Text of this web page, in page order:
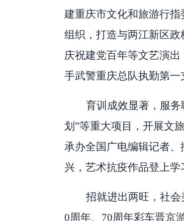
建重庆市文化和旅游行
组织，打造与两江新区
庆祝建党百年等文艺演
手武警重庆总队执勤第一
育训成效显著，服
划 ”等重大项目，开展文
承办全国广电编辑记者
兴，艺术抗疫作品登上学
招就进出两旺，社
0周年、 70周年彩车晋京